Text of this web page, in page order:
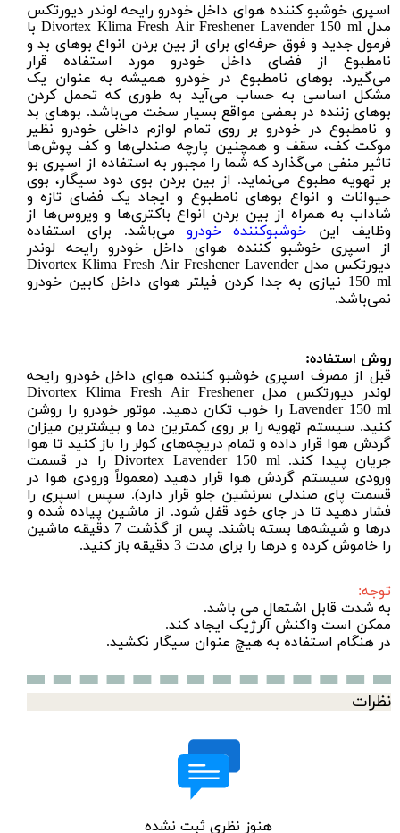
اسپری خوشبو کننده هوای داخل خودرو رایحه لوندر دیورتکس
مدل Divortex Klima Fresh Air Freshener Lavender 150 ml با
فرمول جدید و فوق حرفه‌ای برای از بین بردن انواع بوهای بد و
نامطبوع از فضای داخل خودرو مورد استفاده قرار
می‌‌گیرد. بوهای نامطبوع در خودرو همیشه به عنوان یک
مشکل اساسی به حساب می‌آید به طوری که تحمل کردن
بوهای زننده در بعضی مواقع بسیار سخت می‌‌باشد. بوهای بد
و نامطبوع در خودرو بر روی تمام لوازم داخلی خودرو نظیر
موکت کف، سقف و همچنین پارچه صندلی‌ها و کف پوش‌ها
تاثیر منفی می‌‌گذارد که شما را مجبور به استفاده از اسپری بو
بر تهویه مطبوع می‌‌نماید. از بین بردن بوی دود سیگار، بوی
حیوانات و انواع بوهای نامطبوع و ایجاد یک فضای تازه و
شاداب به همراه از بین بردن انواع باکتری‌ها و ویروس‌ها از
وظایف این خوشبوکننده خودرو می‌باشد. برای استفاده
از اسپری خوشبو کننده هوای داخل خودرو رایحه لوندر
دیورتکس مدل Divortex Klima Fresh Air Freshener Lavender
150 ml نیازی به جدا کردن فیلتر هوای داخل کابین خودرو
نمی‌باشد.
روش استفاده:
قبل از مصرف اسپری خوشبو کننده هوای داخل خودرو رایحه
لوندر دیورتکس مدلDivortex Klima Fresh Air Freshener
Lavender 150 mlرا خوب تکان دهید. موتور خودرو را روشن
کنید. سیستم تهویه را بر روی کمترین دما و بیشترین میزان
گردش هوا قرار داده و تمام دریچه‌های کولر را باز کنید تا هوا
جریان پیدا کند. Divortex Lavender 150 ml را در قسمت
ورودی سیستم گردش هوا قرار دهید (معمولاً ورودی هوا در
قسمت پای صندلی سرنشین جلو قرار دارد). سپس اسپری را
فشار دهید تا در جای خود قفل شود. از ماشین پیاده شده و
د‌رها و شیشه‌ها بسته باشند. پس از گذشت 7 دقیقه ماشین
را خاموش کرده و درها را برای مدت 3 دقیقه باز کنید.
توجه:
به شدت قابل اشتعال می باشد.
ممکن است واکنش آلرژیک ایجاد کند.
در هنگام استفاده به هیچ عنوان سیگار نکشید.
نظرات
هنوز نظری ثبت نشده